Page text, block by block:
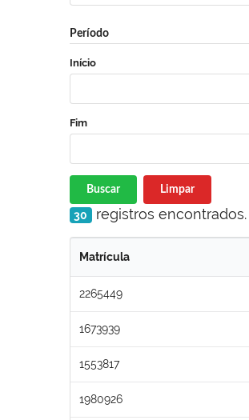
Período
Início
Fim
Buscar Limpar
30 registros encontrados.
Matrícula
2265449
1673939
1553817
1980926